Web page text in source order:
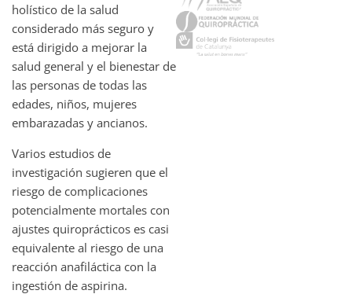
holístico de la salud
considerado más seguro y
está dirigido a mejorar la
salud general y el bienestar de
las personas de todas las
edades, niños, mujeres
embarazadas y ancianos.
Varios estudios de
investigación sugieren que el
riesgo de complicaciones
potencialmente mortales con
ajustes quiroprácticos es casi
equivalente al riesgo de una
reacción anafiláctica con la
ingestión de aspirina.